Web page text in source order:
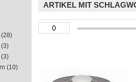
(28)
(3)
(3)
(10)
ARTIKEL MIT